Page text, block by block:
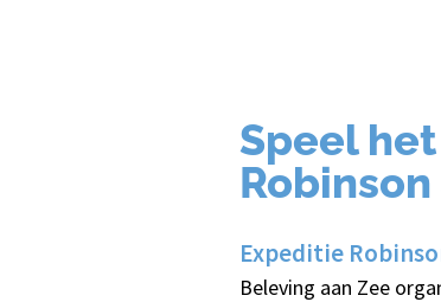
Speel
Expeditie
Beleving aan Zee